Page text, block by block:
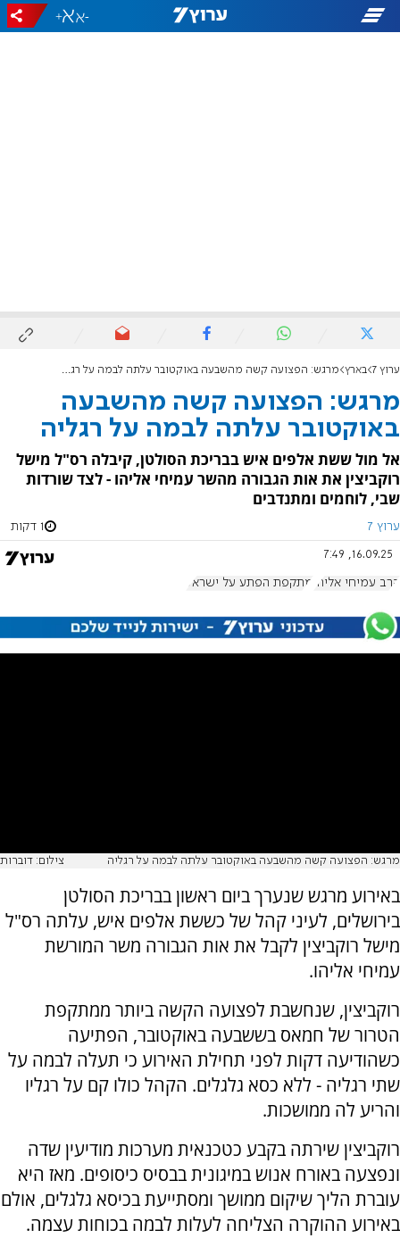
-
+
ערוץ 7 בארץ מרגש: הפצועה קשה מהשבעה באוקטובר עלתה לבמה על רגליה
מרגש: הפצועה קשה מהשבעה
באוקטובר עלתה לבמה על רגליה
אל מול ששת אלפים איש בבריכת הסולטן, קיבלה רס"ל מישל
רוקביצין את אות הגבורה מהשר עמיחי אליהו - לצד שורדות
שבי, לוחמים ומתנדבים
ערוץ 7 1 דקות
16.09.25, 7:49
הרב עמיחי אליהו מתקפת הפתע על ישראל
מרגש: הפצועה קשה מהשבעה באוקטובר עלתה לבמה על רגליה צילום: דוברות
באירוע מרגש שנערך ביום ראשון בבריכת הסולטן
בירושלים, לעיני קהל של כששת אלפים איש, עלתה רס"ל
מישל רוקביצין לקבל את אות הגבורה משר המורשת
עמיחי אליהו.
רוקביצין, שנחשבת לפצועה הקשה ביותר ממתקפת
הטרור של חמאס בששבעה באוקטובר, הפתיעה
כשהודיעה דקות לפני תחילת האירוע כי תעלה לבמה על
שתי רגליה - ללא כסא גלגלים. הקהל כולו קם על רגליו
והריע לה ממושכות.
רוקביצין שירתה בקבע כטכנאית מערכות מודיעין שדה
ונפצעה באורח אנוש במיגונית בבסיס כיסופים. מאז היא
עוברת הליך שיקום ממושך ומסתייעת בכיסא גלגלים, אולם
באירוע ההוקרה הצליחה לעלות לבמה בכוחות עצמה.